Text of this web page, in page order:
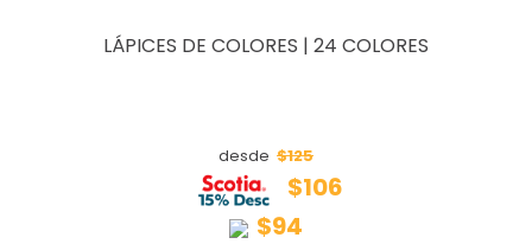
LÁPICES DE COLORES | 24 COLORES
desde $125
$106
$94